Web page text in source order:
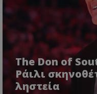
The Don of
Ράιλι
ληστεία